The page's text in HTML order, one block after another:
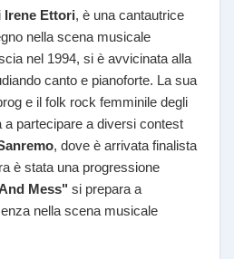
Irene Ettori, è una cantautrice
nella scena musicale
nel 1994, si è avvicinata alla
canto e pianoforte. La sua
e il folk rock femminile degli
a partecipare a diversi contest
, dove è arrivata finalista
è stata una progressione
Mess" si prepara a
nella scena musicale